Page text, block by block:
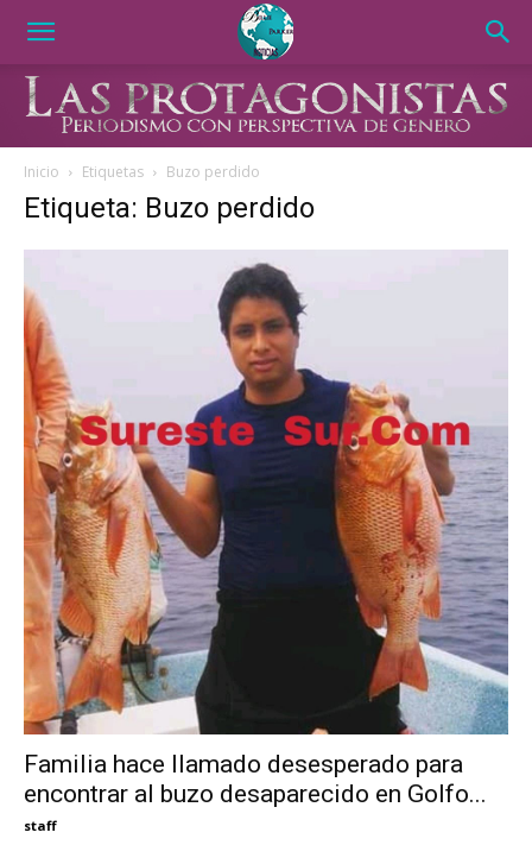
Inicio Etiquetas Buzo perdido
Etiqueta: Buzo perdido
Familia hace llamado desesperado para
encontrar al buzo desaparecido en Golfo...
staff